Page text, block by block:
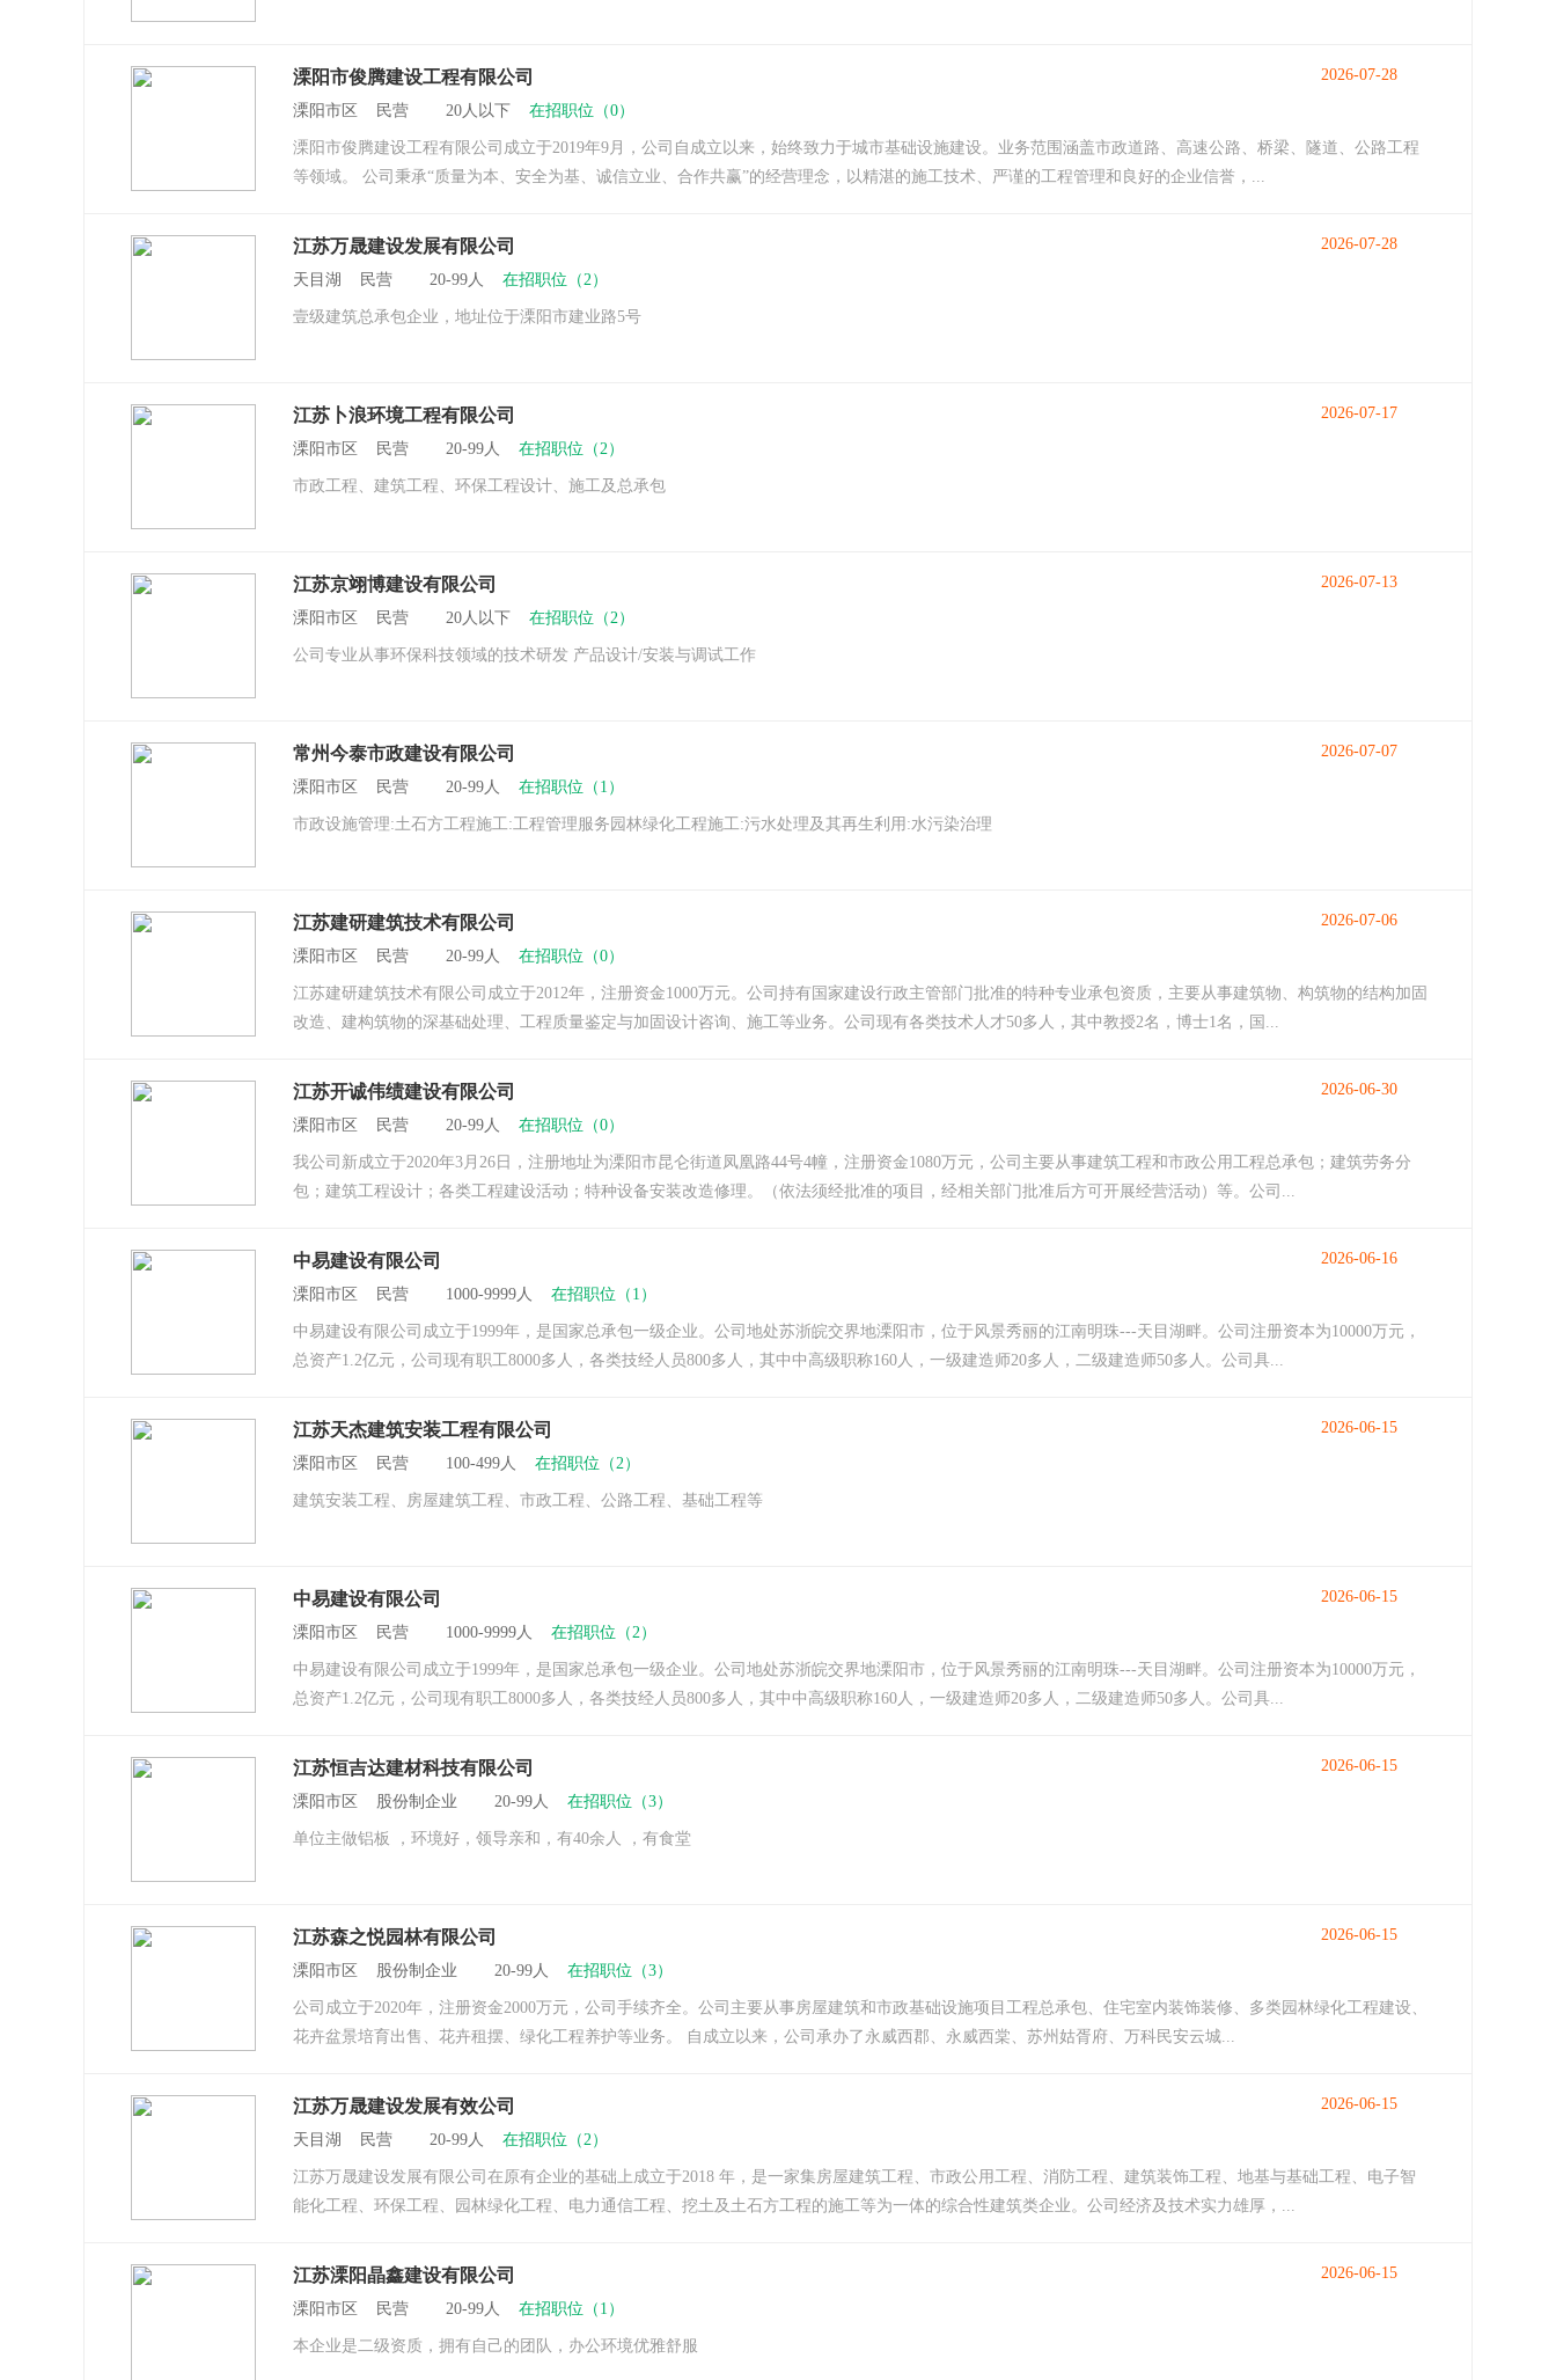
溧阳市俊腾建设工程有限公司 2026-07-28
溧阳市区 民营 20人以下 在招职位（0）
溧阳市俊腾建设工程有限公司成立于2019年9月，公司自成立以来，始终致力于城市基础设施建设。业务范围涵盖市政道路、高速公路、桥梁、隧道、公路工程
等领域。 公司秉承“质量为本、安全为基、诚信立业、合作共赢”的经营理念，以精湛的施工技术、严谨的工程管理和良好的企业信誉，...
江苏万晟建设发展有限公司 2026-07-28
天目湖 民营 20-99人 在招职位（2）
壹级建筑总承包企业，地址位于溧阳市建业路5号
江苏卜浪环境工程有限公司 2026-07-17
溧阳市区 民营 20-99人 在招职位（2）
市政工程、建筑工程、环保工程设计、施工及总承包
江苏京翊博建设有限公司 2026-07-13
溧阳市区 民营 20人以下 在招职位（2）
公司专业从事环保科技领域的技术研发 产品设计/安装与调试工作
常州今泰市政建设有限公司 2026-07-07
溧阳市区 民营 20-99人 在招职位（1）
市政设施管理:土石方工程施工:工程管理服务园林绿化工程施工:污水处理及其再生利用:水污染治理
江苏建研建筑技术有限公司 2026-07-06
溧阳市区 民营 20-99人 在招职位（0）
江苏建研建筑技术有限公司成立于2012年，注册资金1000万元。公司持有国家建设行政主管部门批准的特种专业承包资质，主要从事建筑物、构筑物的结构加固
改造、建构筑物的深基础处理、工程质量鉴定与加固设计咨询、施工等业务。公司现有各类技术人才50多人，其中教授2名，博士1名，国...
江苏开诚伟绩建设有限公司 2026-06-30
溧阳市区 民营 20-99人 在招职位（0）
我公司新成立于2020年3月26日，注册地址为溧阳市昆仑街道凤凰路44号4幢，注册资金1080万元，公司主要从事建筑工程和市政公用工程总承包；建筑劳务分
包；建筑工程设计；各类工程建设活动；特种设备安装改造修理。（依法须经批准的项目，经相关部门批准后方可开展经营活动）等。公司...
中易建设有限公司 2026-06-16
溧阳市区 民营 1000-9999人 在招职位（1）
中易建设有限公司成立于1999年，是国家总承包一级企业。公司地处苏浙皖交界地溧阳市，位于风景秀丽的江南明珠---天目湖畔。公司注册资本为10000万元，
总资产1.2亿元，公司现有职工8000多人，各类技经人员800多人，其中中高级职称160人，一级建造师20多人，二级建造师50多人。公司具...
江苏天杰建筑安装工程有限公司 2026-06-15
溧阳市区 民营 100-499人 在招职位（2）
建筑安装工程、房屋建筑工程、市政工程、公路工程、基础工程等
中易建设有限公司 2026-06-15
溧阳市区 民营 1000-9999人 在招职位（2）
中易建设有限公司成立于1999年，是国家总承包一级企业。公司地处苏浙皖交界地溧阳市，位于风景秀丽的江南明珠---天目湖畔。公司注册资本为10000万元，
总资产1.2亿元，公司现有职工8000多人，各类技经人员800多人，其中中高级职称160人，一级建造师20多人，二级建造师50多人。公司具...
江苏恒吉达建材科技有限公司 2026-06-15
溧阳市区 股份制企业 20-99人 在招职位（3）
单位主做铝板 ，环境好，领导亲和，有40余人 ，有食堂
江苏森之悦园林有限公司 2026-06-15
溧阳市区 股份制企业 20-99人 在招职位（3）
公司成立于2020年，注册资金2000万元，公司手续齐全。公司主要从事房屋建筑和市政基础设施项目工程总承包、住宅室内装饰装修、多类园林绿化工程建设、
花卉盆景培育出售、花卉租摆、绿化工程养护等业务。 自成立以来，公司承办了永威西郡、永威西棠、苏州姑胥府、万科民安云城...
江苏万晟建设发展有效公司 2026-06-15
天目湖 民营 20-99人 在招职位（2）
江苏万晟建设发展有限公司在原有企业的基础上成立于2018 年，是一家集房屋建筑工程、市政公用工程、消防工程、建筑装饰工程、地基与基础工程、电子智
能化工程、环保工程、园林绿化工程、电力通信工程、挖土及土石方工程的施工等为一体的综合性建筑类企业。公司经济及技术实力雄厚，...
江苏溧阳晶鑫建设有限公司 2026-06-15
溧阳市区 民营 20-99人 在招职位（1）
本企业是二级资质，拥有自己的团队，办公环境优雅舒服